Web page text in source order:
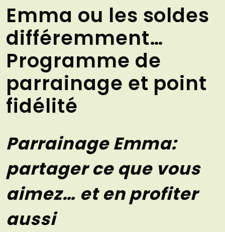
Emma ou les soldes
différemment…
Programme de
parrainage et point
fidélité
Parrainage Emma:
partager ce que vous
aimez… et en profiter
aussi